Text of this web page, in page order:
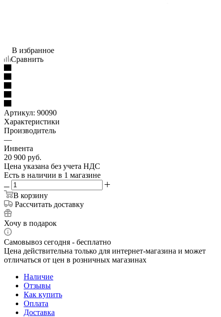
В избранное
Сравнить
Артикул: 90090
Характеристики
Производитель
—
Инвента
20 900 руб.
Цена указана без учета НДС
Есть в наличии в 1 магазине
В корзину
Рассчитать доставку
Хочу в подарок
Самовывоз сегодня - бесплатно
Цена действительна только для интернет-магазина и может
отличаться от цен в розничных магазинах
Наличие
Отзывы
Как купить
Оплата
Доставка